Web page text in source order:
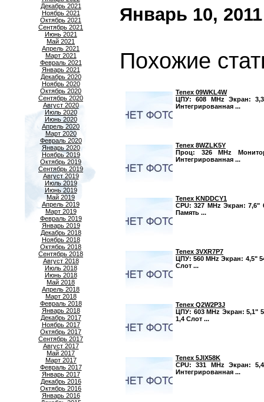
Декабрь 2021
Ноябрь 2021
Октябрь 2021
Сентябрь 2021
Июнь 2021
Май 2021
Апрель 2021
Март 2021
Февраль 2021
Январь 2021
Декабрь 2020
Ноябрь 2020
Октябрь 2020
Сентябрь 2020
Август 2020
Июль 2020
Июнь 2020
Апрель 2020
Март 2020
Февраль 2020
Январь 2020
Ноябрь 2019
Октябрь 2019
Сентябрь 2019
Август 2019
Июль 2019
Июнь 2019
Май 2019
Апрель 2019
Март 2019
Февраль 2019
Январь 2019
Декабрь 2018
Ноябрь 2018
Октябрь 2018
Сентябрь 2018
Август 2018
Июль 2018
Июнь 2018
Май 2018
Апрель 2018
Март 2018
Февраль 2018
Январь 2018
Декабрь 2017
Ноябрь 2017
Октябрь 2017
Сентябрь 2017
Август 2017
Май 2017
Март 2017
Февраль 2017
Январь 2017
Декабрь 2016
Октябрь 2016
Январь 2016
Январь 10, 2011
Похожие
Tenex 09WKL4W
ЦПУ: 608 MHz Экран:
Интегрированная ...
Tenex 8WZLK5Y
Проц: 326 MHz
Интегрированная ...
Tenex KNDDCY1
CPU: 327 MHz Экран: 7,6"
Память ...
Tenex 3VXR7P7
ЦПУ: 560 MHz Экран: 4,5"
Слот ...
Tenex Q2W2P3J
ЦПУ: 603 MHz Экран: 5,1"
1,4 Слот ...
Tenex 5JIX58K
CPU: 331 MHz Экран:
Интегрированная ...